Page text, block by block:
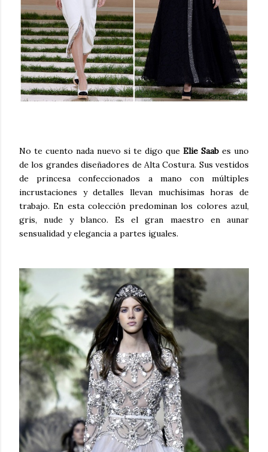
No te cuento nada nuevo si te digo que Elie Saab es uno
de los grandes diseñadores de Alta Costura. Sus vestidos
de princesa confeccionados a mano con múltiples
incrustaciones y detalles llevan muchísimas horas de
trabajo. En esta colección predominan los colores azul,
gris, nude y blanco. Es el gran maestro en aunar
sensualidad y elegancia a partes iguales.